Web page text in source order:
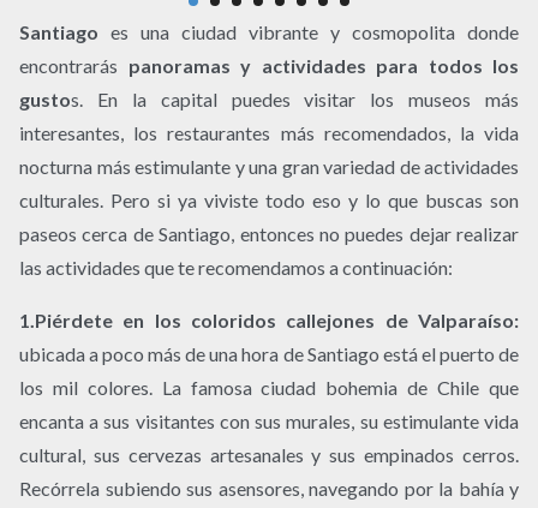
Santiago es una ciudad vibrante y cosmopolita donde
encontrarás panoramas y actividades para todos los
gustos. En la capital puedes visitar los museos más
interesantes, los restaurantes más recomendados, la vida
nocturna más estimulante y una gran variedad de actividades
culturales. Pero si ya viviste todo eso y lo que buscas son
paseos cerca de Santiago, entonces no puedes dejar realizar
las actividades que te recomendamos a continuación:
1.Piérdete en los coloridos callejones de Valparaíso:
ubicada a poco más de una hora de Santiago está el puerto de
los mil colores. La famosa ciudad bohemia de Chile que
encanta a sus visitantes con sus murales, su estimulante vida
cultural, sus cervezas artesanales y sus empinados cerros.
Recórrela subiendo sus asensores, navegando por la bahía y